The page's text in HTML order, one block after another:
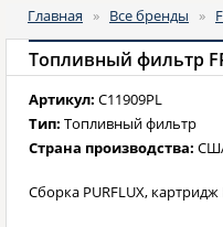
Главная » Все бренды »
Топливный фильтр
Артикул: C11909PL
Тип: Топливный фильтр
Страна производства:
Сборка PURFLUX,